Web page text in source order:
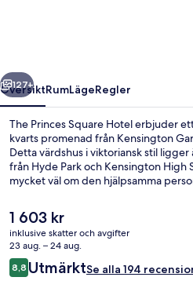
Nästa
127+
ÖversiktRumLägeRegler
The Princes Square Hotel erbjuder
kvarts promenad från Kensington
Detta värdshus i viktoriansk stil
från Hyde Park och Kensington High
mycket väl om den hjälpsamma
Station tar det 4 minuter att gå och
Station är det 7 minuter.
Det
nuvarande
priset
är
1 603 kr
1 603 kr
inklusive skatter och avgifter
23 aug. – 24 aug.
Recensioner
8,88,8 av 10,
UtmärktSe alla 194